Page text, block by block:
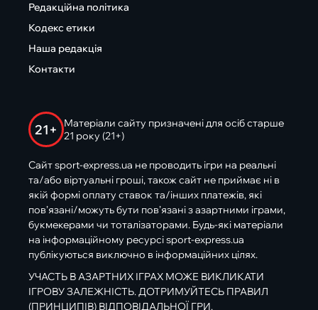
Редакційна політика
Кодекс етики
Наша редакція
Контакти
21+
Матеріали сайту призначені для осіб старше
21 року (21+)
Сайт sport-express.ua не проводить ігри на реальні
та/або віртуальні гроші, також сайт не приймає ні в
якій формі оплату ставок та/інших платежів, які
пов’язані/можуть бути пов’язані з азартними іграми,
букмекерами чи тоталізаторами. Будь-які матеріали
на інформаційному ресурсі sport-express.ua
публікуються виключно в інформаційних цілях.
УЧАСТЬ В АЗАРТНИХ ІГРАХ МОЖЕ ВИКЛИКАТИ
ІГРОВУ ЗАЛЕЖНІСТЬ. ДОТРИМУЙТЕСЬ ПРАВИЛ
(ПРИНЦИПІВ) ВІДПОВІДАЛЬНОЇ ГРИ.